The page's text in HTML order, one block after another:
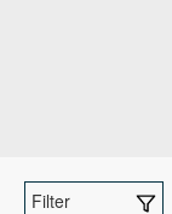
Filter